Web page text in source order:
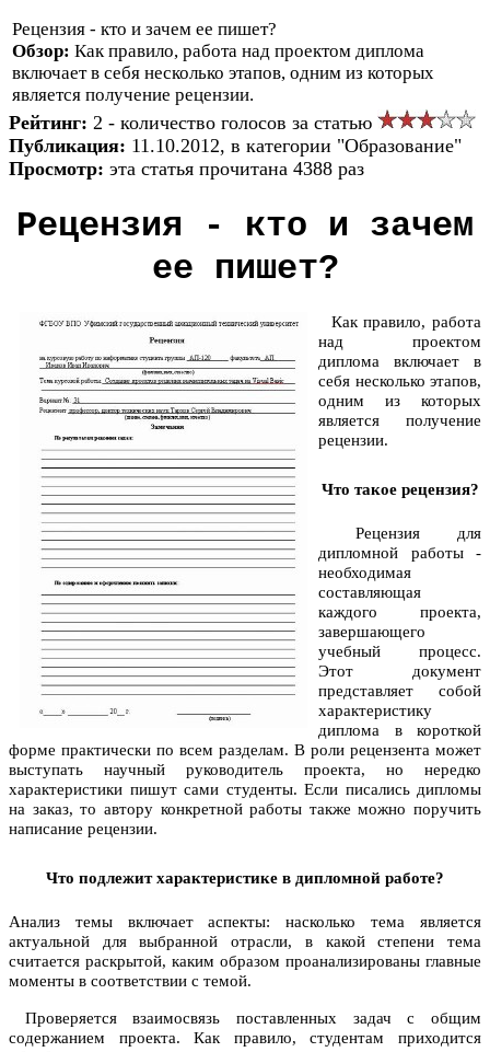
Рецензия - кто и зачем ее пишет?
Обзор: Как правило, работа над проектом диплома
включает в себя несколько этапов, одним из которых
является получение рецензии.
Рейтинг: 2 - количество голосов за статью
Публикация: 11.10.2012, в категории "Образование"
Просмотр: эта статья прочитана 4388 раз
Рецензия - кто и зачем
ее пишет?
Как правило, работа
над проектом
диплома включает в
себя несколько этапов,
одним из которых
является получение
рецензии.
Что такое рецензия?
Рецензия для
дипломной работы -
необходимая
составляющая
каждого проекта,
завершающего
учебный процесс.
Этот документ
представляет собой
характеристику
диплома в короткой
форме практически по всем разделам. В роли рецензента может
выступать научный руководитель проекта, но нередко
характеристики пишут сами студенты. Если писались дипломы
на заказ, то автору конкретной работы также можно поручить
написание рецензии.
Что подлежит характеристике в дипломной работе?
Анализ темы включает аспекты: насколько тема является
актуальной для выбранной отрасли, в какой степени тема
считается раскрытой, каким образом проанализированы главные
моменты в соответствии с темой.
Проверяется взаимосвязь поставленных задач с общим
содержанием проекта. Как правило, студентам приходится